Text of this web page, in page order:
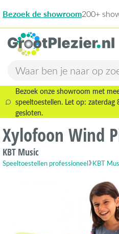
Bezoek onze showroom met
speeltoestellen. Let op:
gesloten.
Xylofoon Wind
KBT Music
Speeltoestellen professioneel KBT